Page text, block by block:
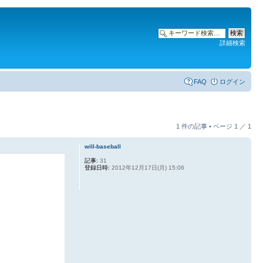
詳細検索
FAQ ログイン
1 件の記事 • ページ 1 ／ 1
will-baseball
記事: 31
登録日時: 2012年12月17日(月) 15:06